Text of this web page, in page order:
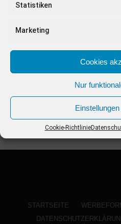
Statistiken
Marketing
Cookies
Nur
Cookie-Richtlinie
STARTSEITE